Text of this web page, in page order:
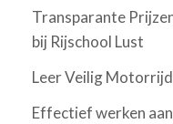
Transparante
bij Rijschool Lust
Leer Veilig
Effectief werken